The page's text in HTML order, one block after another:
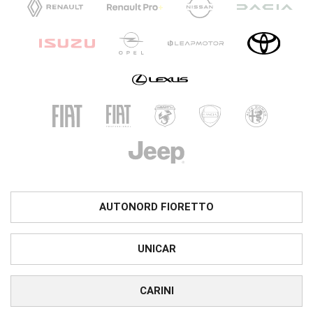
AUTONORD FIORETTO
UNICAR
CARINI